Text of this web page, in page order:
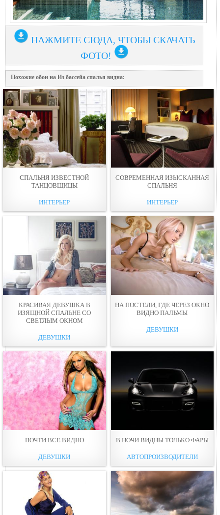
НАЖМИТЕ СЮДА, ЧТОБЫ СКАЧАТЬ
ФОТО!
Похожие обои на Из бассейa спалья видна:
СПАЛЬНЯ ИЗВЕСТНОЙ
ТАНЦОВЩИЦЫ
ИНТЕРЬЕР
СОВРЕМЕННАЯ ИЗЫСКАННАЯ
СПАЛЬНЯ
ИНТЕРЬЕР
КРАСИВАЯ ДЕВУШКА В
ИЗЯЩНОЙ СПАЛЬНЕ СО
СВЕТЛЫМ ОКНОМ
ДЕВУШКИ
НА ПОСТЕЛИ, ГДЕ ЧЕРЕЗ ОКНО
ВИДНО ПАЛЬМЫ
ДЕВУШКИ
ПОЧТИ ВСЕ ВИДНО
ДЕВУШКИ
В НОЧИ ВИДНЫ ТОЛЬКО ФАРЫ
АВТОПРОИЗВОДИТЕЛИ